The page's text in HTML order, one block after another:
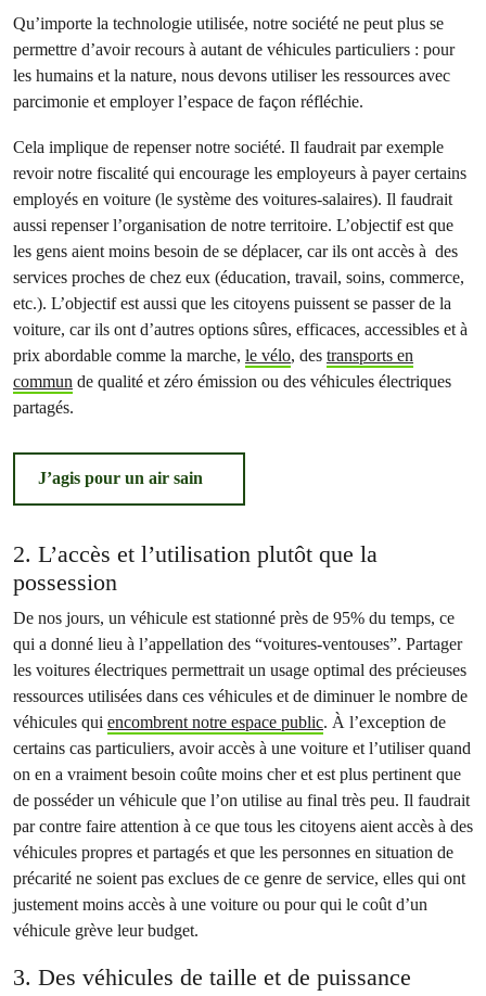
Qu’importe la technologie utilisée, notre société ne peut plus se
permettre d’avoir recours à autant de véhicules particuliers : pour
les humains et la nature, nous devons utiliser les ressources avec
parcimonie et employer l’espace de façon réfléchie.
Cela implique de repenser notre société. Il faudrait par exemple
revoir notre fiscalité qui encourage les employeurs à payer certains
employés en voiture (le système des voitures-salaires). Il faudrait
aussi repenser l’organisation de notre territoire. L’objectif est que
les gens aient moins besoin de se déplacer, car ils ont accès à des
services proches de chez eux (éducation, travail, soins, commerce,
etc.). L’objectif est aussi que les citoyens puissent se passer de la
voiture, car ils ont d’autres options sûres, efficaces, accessibles et à
prix abordable comme la marche, le vélo, des transports en
commun de qualité et zéro émission ou des véhicules électriques
partagés.
J’agis pour un air sain
2. L’accès et l’utilisation plutôt que la
possession
De nos jours, un véhicule est stationné près de 95% du temps, ce
qui a donné lieu à l’appellation des “voitures-ventouses”. Partager
les voitures électriques permettrait un usage optimal des précieuses
ressources utilisées dans ces véhicules et de diminuer le nombre de
véhicules qui encombrent notre espace public. À l’exception de
certains cas particuliers, avoir accès à une voiture et l’utiliser quand
on en a vraiment besoin coûte moins cher et est plus pertinent que
de posséder un véhicule que l’on utilise au final très peu. Il faudrait
par contre faire attention à ce que tous les citoyens aient accès à des
véhicules propres et partagés et que les personnes en situation de
précarité ne soient pas exclues de ce genre de service, elles qui ont
justement moins accès à une voiture ou pour qui le coût d’un
véhicule grève leur budget.
3. Des véhicules de taille et de puissance